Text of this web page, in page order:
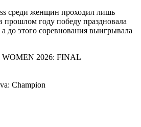
среди женщин проходил лишь
прошлом году победу праздновала
этого соревнования выигрывала
WOMEN 2026: FINAL
Champion